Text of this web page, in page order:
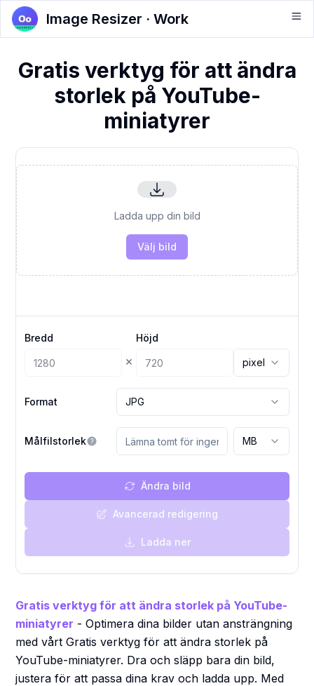
Image Resizer · Work
Gratis verktyg för att ändra
storlek på YouTube-
miniatyrer
Ladda upp din bild
Välj bild
Bredd
×
Höjd
pixel
Format JPG
Målfilstorlek MB
Ändra bild
Avancerad redigering
Ladda ner
Gratis verktyg för att ändra storlek på YouTube-
miniatyrer - Optimera dina bilder utan ansträngning
med vårt Gratis verktyg för att ändra storlek på
YouTube-miniatyrer. Dra och släpp bara din bild,
justera för att passa dina krav och ladda upp. Med